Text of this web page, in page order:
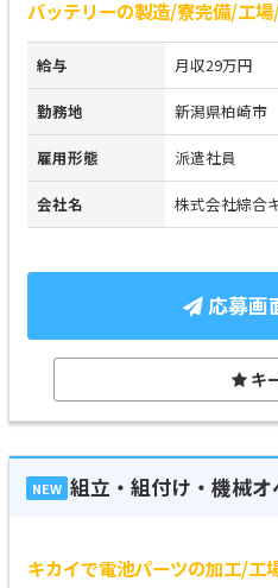
バッテリーの製造/寮完備/工
給与 月収29万円
勤務地 新潟県柏崎市
雇用形態 派遣社員
会社名 株式会社綜合
応募画
キ
NEW 組立・組付け・機械
キカイで電池パーツの加工/工